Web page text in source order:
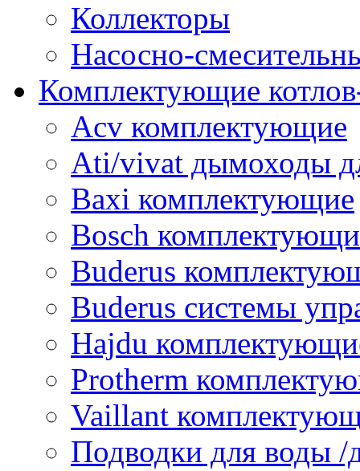
Коллекторы
Насосно-
Комплектующие
Acv комплектующие
Ati/vivat дымоходы
Baxi комплектующие
Bosch
Buderus
Buderus системы
Hajdu
Protherm
Vaillant
Подводки для воды /